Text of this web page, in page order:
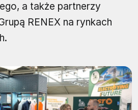
a także partnerzy
RENEX na rynkach